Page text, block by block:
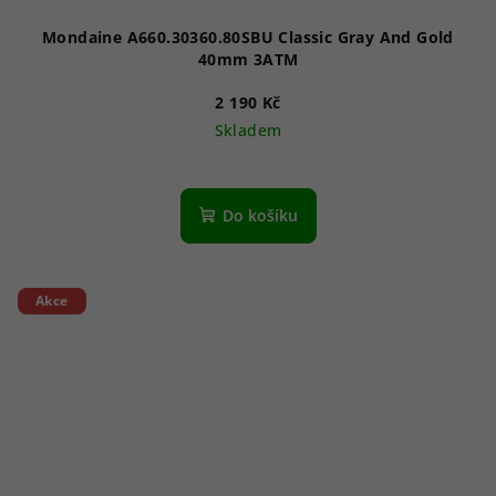
Mondaine A660.30360.80SBU Classic Gray And Gold
40mm 3ATM
2 190 Kč
Skladem
Do košíku
Akce